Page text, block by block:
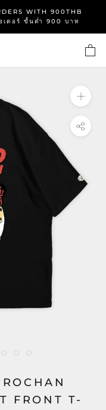
WITH 900THB
เดอร์ ขั้นต่ำ 900 บาท
FRONT T-